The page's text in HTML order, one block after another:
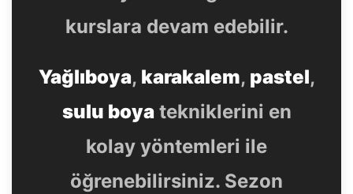
kurslara devam edebilir.
Yağlıboya, karakalem, pastel,
sulu boyatekniklerini en
kolay yöntemleri ile
öğrenebilirsiniz. Sezon